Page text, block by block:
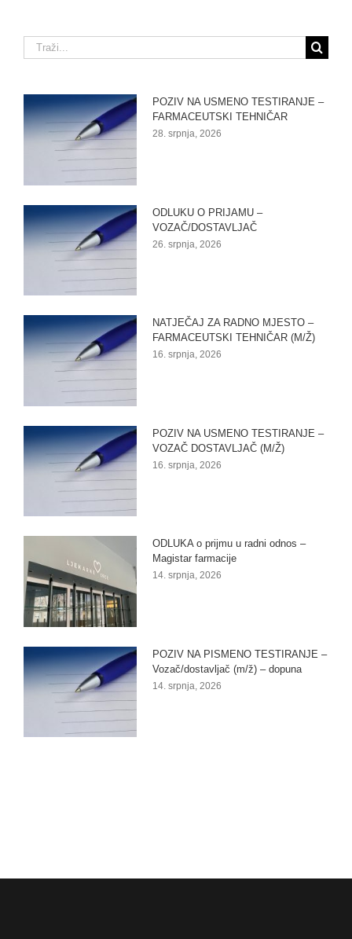
Traži...
POZIV NA USMENO TESTIRANJE –
FARMACEUTSKI TEHNIČAR
28. srpnja, 2026
ODLUKU O PRIJAMU –
VOZAČ/DOSTAVLJAČ
26. srpnja, 2026
NATJEČAJ ZA RADNO MJESTO –
FARMACEUTSKI TEHNIČAR (M/Ž)
16. srpnja, 2026
POZIV NA USMENO TESTIRANJE –
VOZAČ DOSTAVLJAČ (M/Ž)
16. srpnja, 2026
ODLUKA o prijmu u radni odnos –
Magistar farmacije
14. srpnja, 2026
POZIV NA PISMENO TESTIRANJE –
Vozač/dostavljač (m/ž) – dopuna
14. srpnja, 2026